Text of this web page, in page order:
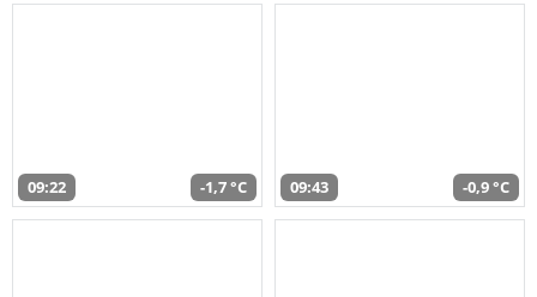
09:22 -1,7 °C 09:43 -0,9 °C